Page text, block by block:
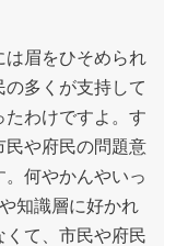
は眉をひそめられ
多くが支持して
たわけですよ。す
民や府民の問題意
何やかんやいっ
知識層に好かれ
くて、市民や府民